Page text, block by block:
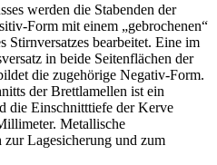
werden die Stabenden der
Form mit einem „gebrochenen“
Stirnversatzes bearbeitet. Eine im
in beide Seitenflächen der
die zugehörige Negativ-Form.
der Brettlamellen ist ein
die Einschnitttiefe der Kerve
Metallische
Lagesicherung und zum